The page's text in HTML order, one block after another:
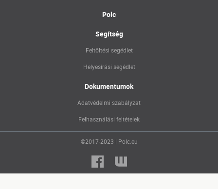
Polc
Segítség
Feltöltési segédlet
Helyesírási segédlet
Dokumentumok
Adatvédelmi szabályzat
Felhasználási feltételek
©2017-2023 | Polc.eu